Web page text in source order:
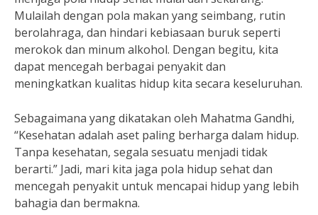
Mulailah dengan pola makan yang seimbang, rutin
berolahraga, dan hindari kebiasaan buruk seperti
merokok dan minum alkohol. Dengan begitu, kita
dapat mencegah berbagai penyakit dan
meningkatkan kualitas hidup kita secara keseluruhan.
Sebagaimana yang dikatakan oleh Mahatma Gandhi,
“Kesehatan adalah aset paling berharga dalam hidup.
Tanpa kesehatan, segala sesuatu menjadi tidak
berarti.” Jadi, mari kita jaga pola hidup sehat dan
mencegah penyakit untuk mencapai hidup yang lebih
bahagia dan bermakna.